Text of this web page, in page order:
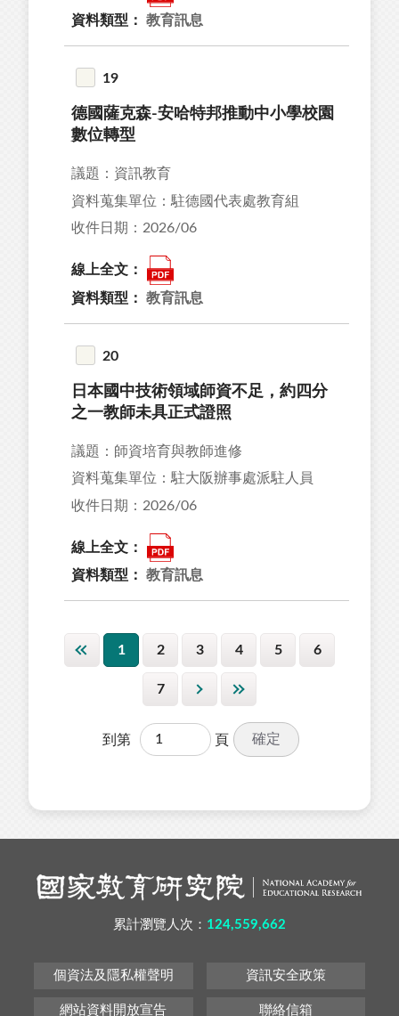
資料類型： 教育訊息
19
德國薩克森-安哈特邦推動中小學校園
數位轉型
議題：資訊教育
資料蒐集單位：駐德國代表處教育組
收件日期：2026/06
線上全文：
資料類型： 教育訊息
20
日本國中技術領域師資不足，約四分
之一教師未具正式證照
議題：師資培育與教師進修
資料蒐集單位：駐大阪辦事處派駐人員
收件日期：2026/06
線上全文：
資料類型： 教育訊息
1 2 3 4 5 6
7
到第 頁 確定
累計瀏覽人次： 124,559,662
個資法及隱私權聲明 資訊安全政策
網站資料開放宣告 聯絡信箱